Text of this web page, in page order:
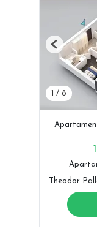
1 / 8
Previous
Theodor